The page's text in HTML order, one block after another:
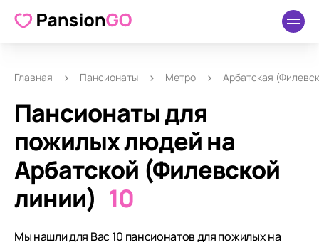
Главная Пансионаты Метро Арбатская
Пансионаты для
пожилых людей на
Арбатской (Филевской
линии) 10
Мы нашли для Вас 10 пансионатов для пожилых на